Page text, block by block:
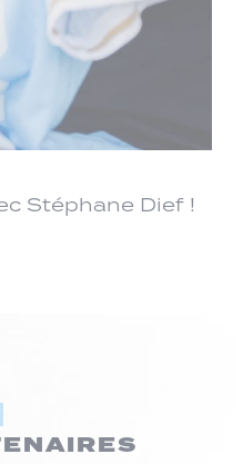
Stéphane Dief !